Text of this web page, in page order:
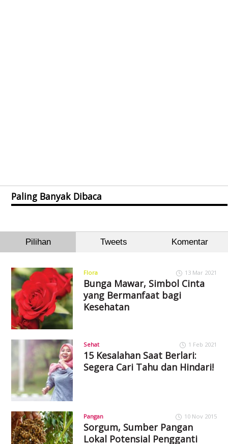
Paling Banyak Dibaca
Pilihan Tweets Komentar
Flora 13 Mar 2021
Bunga Mawar, Simbol Cinta
yang Bermanfaat bagi
Kesehatan
Sehat 1 Feb 2021
15 Kesalahan Saat Berlari:
Segera Cari Tahu dan Hindari!
Pangan 10 Nov 2015
Sorgum, Sumber Pangan
Lokal Potensial Pengganti